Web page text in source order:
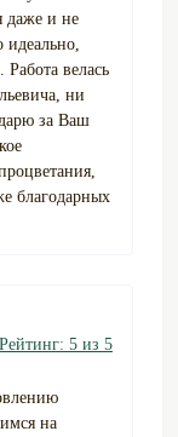
даже и не
идеально,
велась
ни
за Ваш
благодарных
Рейтинг: 5 из 5
на